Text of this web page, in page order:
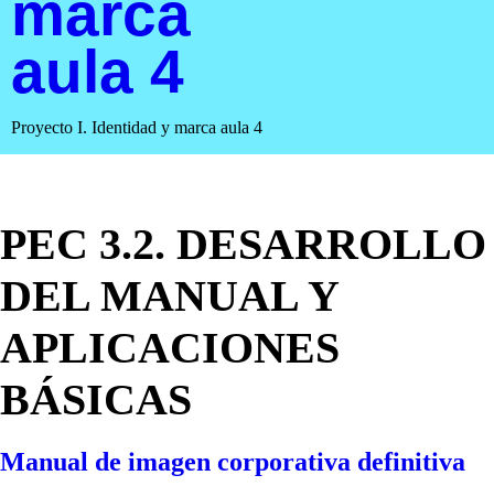
marca
aula 4
Proyecto I. Identidad y marca aula 4
PEC 3.2. DESARROLLO
DEL MANUAL Y
APLICACIONES
BÁSICAS
Manual de imagen corporativa definitiva